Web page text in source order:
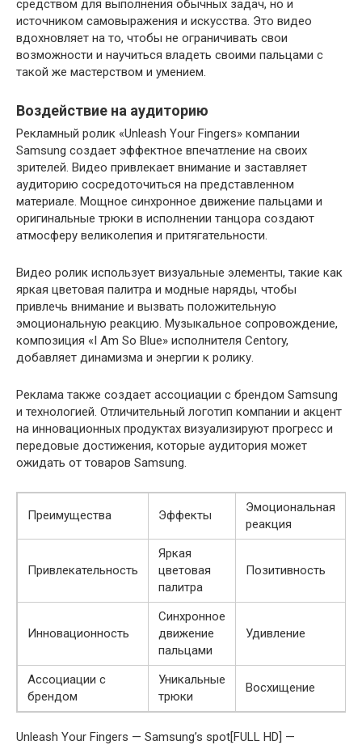
средством для выполнения обычных задач, но и
источником самовыражения и искусства. Это видео
вдохновляет на то, чтобы не ограничивать свои
возможности и научиться владеть своими пальцами с
такой же мастерством и умением.
Воздействие на аудиторию
Рекламный ролик «Unleash Your Fingers» компании
Samsung создает эффектное впечатление на своих
зрителей. Видео привлекает внимание и заставляет
аудиторию сосредоточиться на представленном
материале. Мощное синхронное движение пальцами и
оригинальные трюки в исполнении танцора создают
атмосферу великолепия и притягательности.
Видео ролик использует визуальные элементы, такие как
яркая цветовая палитра и модные наряды, чтобы
привлечь внимание и вызвать положительную
эмоциональную реакцию. Музыкальное сопровождение,
композиция «I Am So Blue» исполнителя Centory,
добавляет динамизма и энергии к ролику.
Реклама также создает ассоциации с брендом Samsung
и технологией. Отличительный логотип компании и акцент
на инновационных продуктах визуализируют прогресс и
передовые достижения, которые аудитория может
ожидать от товаров Samsung.
Преимущества Эффекты
Эмоциональная
реакция
Привлекательность
Яркая
цветовая
палитра
Позитивность
Инновационность
Синхронное
движение
пальцами
Удивление
Ассоциации с
брендом
Уникальные
трюки
Восхищение
Unleash Your Fingers — Samsung’s spot[FULL HD] —